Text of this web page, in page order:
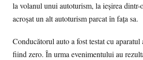
la volanul unui autoturism, la ieșirea dintr-
acroșat un alt autoturism parcat în fața sa.
Conducătorul auto a fost testat cu
fiind zero. În urma evenimentului au